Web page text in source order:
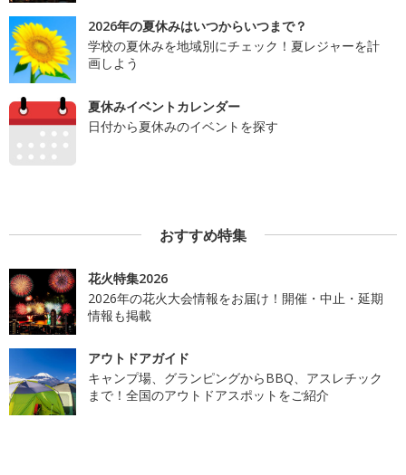
2026年の夏休みはいつからいつまで？
学校の夏休みを地域別にチェック！夏レジャーを計
画しよう
夏休みイベントカレンダー
日付から夏休みのイベントを探す
おすすめ特集
花火特集2026
2026年の花火大会情報をお届け！開催・中止・延期
情報も掲載
アウトドアガイド
キャンプ場、グランピングからBBQ、アスレチック
まで！全国のアウトドアスポットをご紹介